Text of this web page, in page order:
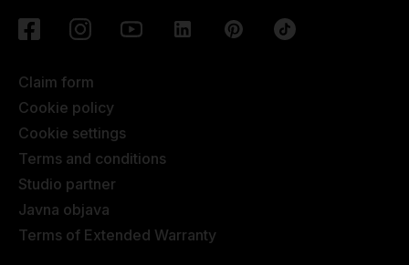
Claim form
Cookie policy
Cookie settings
Terms and conditions
Studio partner
Javna objava
Terms of Extended Warranty